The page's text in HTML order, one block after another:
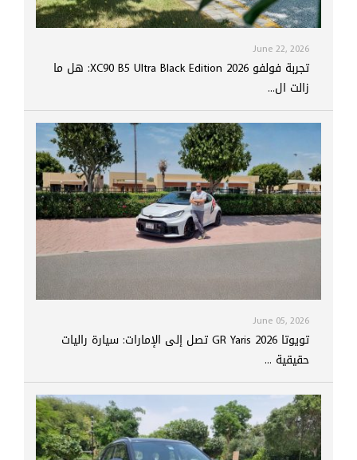
June 22, 2026
تجربة فولفو XC90 B5 Ultra Black Edition 2026: هل ما
زالت ال...
June 05, 2026
تويوتا GR Yaris 2026 تصل إلى الإمارات: سيارة راليات
حقيقية ...